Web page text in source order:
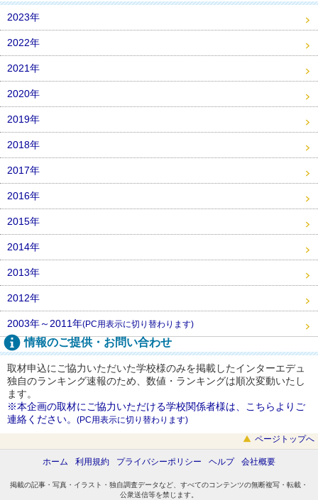
2023年
2022年
2021年
2020年
2019年
2018年
2017年
2016年
2015年
2014年
2013年
2012年
2003年～2011年(PC用表示に切り替わります)
情報のご提供・お問い合わせ
取材申込にご協力いただいた学校様のみを掲載したインターエデュ
独自のランキング速報のため、数値・ランキングは順次変動いたし
ます。
※本企画の取材にご協力いただける学校関係者様は、こちらよりご
連絡ください。 (PC用表示に切り替わります)
ページトップへ
ホーム 利用規約 プライバシーポリシー ヘルプ 会社概要
掲載の記事・写真・イラスト・独自調査データなど、すべてのコンテンツの無断複写・転載・
公衆送信等を禁じます。